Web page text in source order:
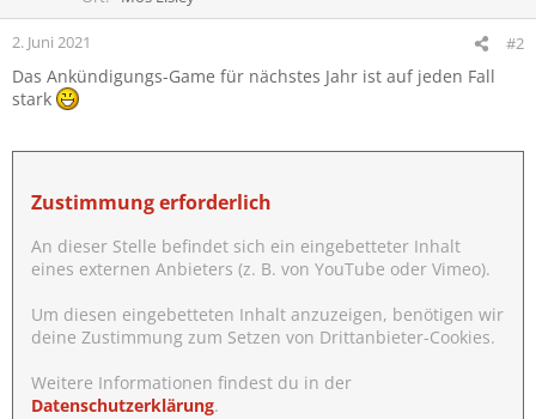
2. Juni 2021 #2
Das Ankündigungs-Game für nächstes Jahr ist auf jeden Fall
stark
Zustimmung erforderlich
An dieser Stelle befindet sich ein eingebetteter Inhalt
eines externen Anbieters (z. B. von YouTube oder Vimeo).
Um diesen eingebetteten Inhalt anzuzeigen, benötigen wir
deine Zustimmung zum Setzen von Drittanbieter-Cookies.
Weitere Informationen findest du in der
Datenschutzerklärung.